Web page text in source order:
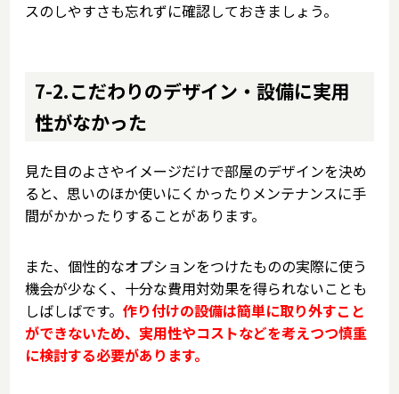
スのしやすさも忘れずに確認しておきましょう。
7-2.こだわりのデザイン・設備に実用
性がなかった
見た目のよさやイメージだけで部屋のデザインを決め
ると、思いのほか使いにくかったりメンテナンスに手
間がかかったりすることがあります。
また、個性的なオプションをつけたものの実際に使う
機会が少なく、十分な費用対効果を得られないことも
しばしばです。作り付けの設備は簡単に取り外すこと
ができないため、実用性やコストなどを考えつつ慎重
に検討する必要があります。